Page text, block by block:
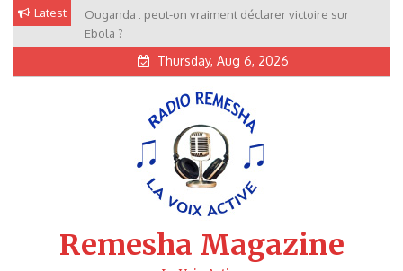
Skip
content
Latest
Ouganda : peut-on vraiment déclarer victoire sur
Ebola ?
Thursday, Aug 6, 2026
Remesha Magazine